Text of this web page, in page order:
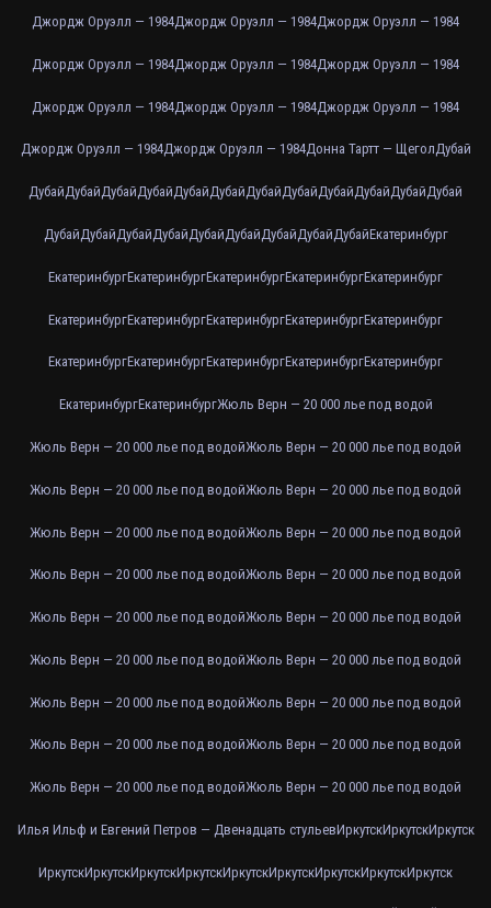
Джордж Оруэлл — 1984Джордж Оруэлл — 1984Джордж Оруэлл — 1984
Джордж Оруэлл — 1984Джордж Оруэлл — 1984Джордж Оруэлл — 1984
Джордж Оруэлл — 1984Джордж Оруэлл — 1984Джордж Оруэлл — 1984
Джордж Оруэлл — 1984Джордж Оруэлл — 1984Донна Тартт — ЩеголДубай
ДубайДубайДубайДубайДубайДубайДубайДубайДубайДубайДубайДубай
ДубайДубайДубайДубайДубайДубайДубайДубайДубайЕкатеринбург
ЕкатеринбургЕкатеринбургЕкатеринбургЕкатеринбургЕкатеринбург
ЕкатеринбургЕкатеринбургЕкатеринбургЕкатеринбургЕкатеринбург
ЕкатеринбургЕкатеринбургЕкатеринбургЕкатеринбургЕкатеринбург
ЕкатеринбургЕкатеринбургЖюль Верн — 20 000 лье под водой
Жюль Верн — 20 000 лье под водойЖюль Верн — 20 000 лье под водой
Жюль Верн — 20 000 лье под водойЖюль Верн — 20 000 лье под водой
Жюль Верн — 20 000 лье под водойЖюль Верн — 20 000 лье под водой
Жюль Верн — 20 000 лье под водойЖюль Верн — 20 000 лье под водой
Жюль Верн — 20 000 лье под водойЖюль Верн — 20 000 лье под водой
Жюль Верн — 20 000 лье под водойЖюль Верн — 20 000 лье под водой
Жюль Верн — 20 000 лье под водойЖюль Верн — 20 000 лье под водой
Жюль Верн — 20 000 лье под водойЖюль Верн — 20 000 лье под водой
Жюль Верн — 20 000 лье под водойЖюль Верн — 20 000 лье под водой
Илья Ильф и Евгений Петров — Двенадцать стульевИркутскИркутскИркутск
ИркутскИркутскИркутскИркутскИркутскИркутскИркутскИркутскИркутск